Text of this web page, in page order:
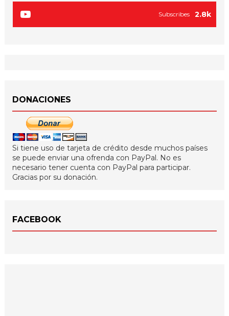
2.8k
Subscribes
DONACIONES
Si tiene uso de tarjeta de crédito desde muchos países
se puede enviar una ofrenda con PayPal. No es
necesario tener cuenta con PayPal para participar.
Gracias por su donación.
FACEBOOK